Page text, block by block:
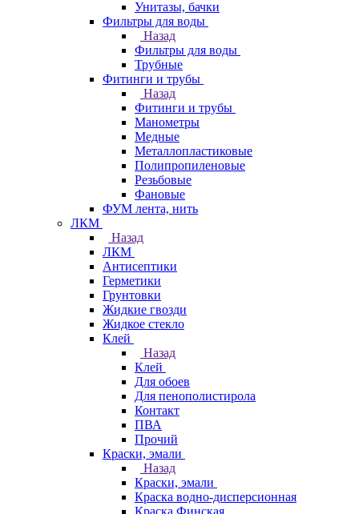
Унитазы, бачки
Фильтры для воды
Назад
Фильтры для воды
Трубные
Фитинги и трубы
Назад
Фитинги и трубы
Манометры
Медные
Металлопластиковые
Полипропиленовые
Резьбовые
Фановые
ФУМ лента, нить
ЛКМ
Назад
ЛКМ
Антисептики
Герметики
Грунтовки
Жидкие гвозди
Жидкое стекло
Клей
Назад
Клей
Для обоев
Для пенополистирола
Контакт
ПВА
Прочий
Краски, эмали
Назад
Краски, эмали
Краска водно-дисперсионная
Краска Финская